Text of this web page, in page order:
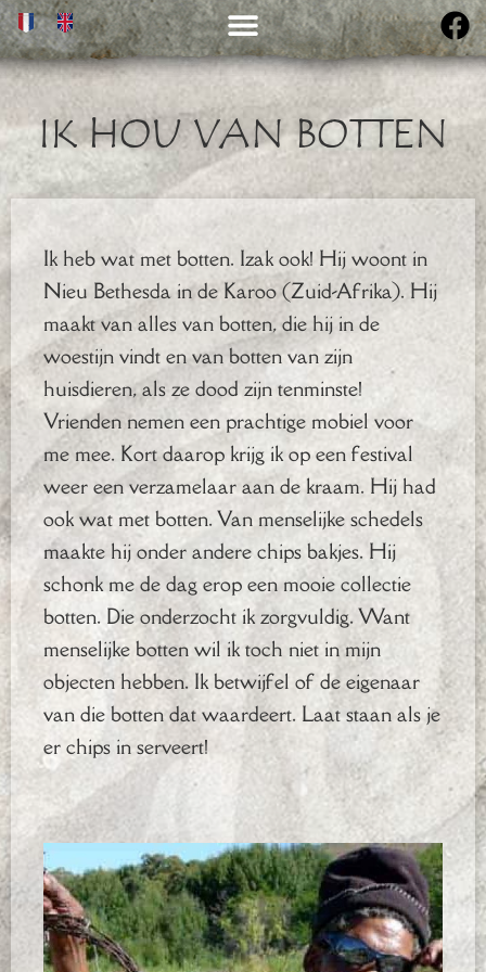
IK HOU VAN BOTTEN
Ik heb wat met botten. Izak ook! Hij woont in
Nieu Bethesda in de Karoo (Zuid-Afrika). Hij
maakt van alles van botten, die hij in de
woestijn vindt en van botten van zijn
huisdieren, als ze dood zijn tenminste!
Vrienden nemen een prachtige mobiel voor
me mee. Kort daarop krijg ik op een festival
weer een verzamelaar aan de kraam. Hij had
ook wat met botten. Van menselijke schedels
maakte hij onder andere chips bakjes. Hij
schonk me de dag erop een mooie collectie
botten. Die onderzocht ik zorgvuldig. Want
menselijke botten wil ik toch niet in mijn
objecten hebben. Ik betwijfel of de eigenaar
van die botten dat waardeert. Laat staan als je
er chips in serveert!